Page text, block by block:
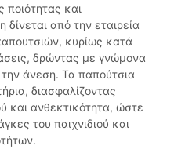
και
από την εταιρεία
κυρίως κατά
δρώντας με γνώμονα
άνεση. Τα παπούτσια
διασφαλίζοντας
και ανθεκτικότητα, ώστε
του παιχνιδιού και